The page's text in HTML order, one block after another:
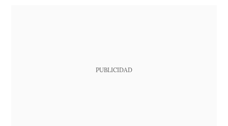
PUBLICIDAD